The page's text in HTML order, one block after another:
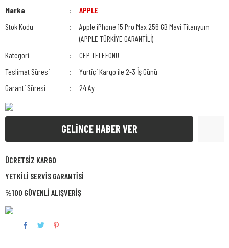
Marka
APPLE
Stok Kodu
Apple iPhone 15 Pro Max 256 GB Mavi Titanyum
(APPLE TÜRKİYE GARANTİLİ)
Kategori
CEP TELEFONU
Teslimat Süresi
Yurtiçi Kargo ile 2-3 İş Günü
Garanti Süresi
24 Ay
GELİNCE HABER VER
ÜCRETSİZ KARGO
YETKİLİ SERVİS GARANTİSİ
%100 GÜVENLİ ALIŞVERİŞ